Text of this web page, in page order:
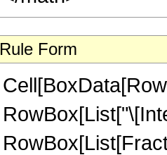
Rule Form